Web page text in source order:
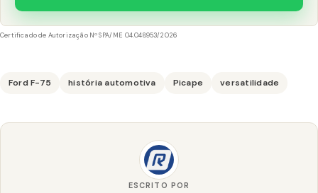
Certificado de Autorização Nº SPA/ME 04.048953/2026
Ford F-75 história automotiva Picape versatilidade
ESCRITO POR